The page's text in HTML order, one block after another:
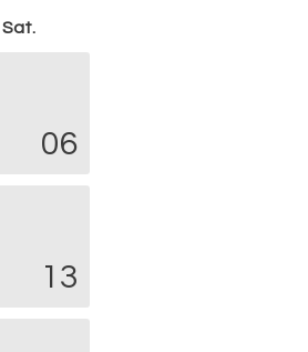
Sat.
06
13